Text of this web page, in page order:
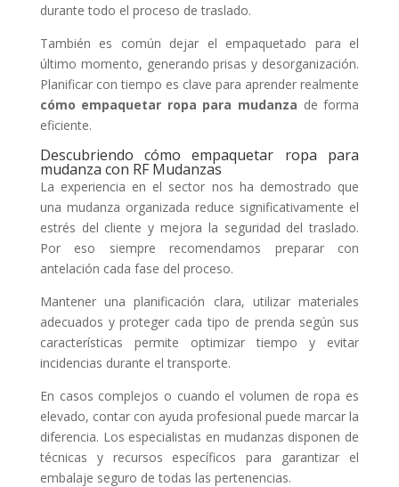
durante todo el proceso de traslado.
También es común dejar el empaquetado para el
último momento, generando prisas y desorganización.
Planificar con tiempo es clave para aprender realmente
cómo empaquetar ropa para mudanza de forma
eficiente.
Descubriendo cómo empaquetar ropa para
mudanza con RF Mudanzas
La experiencia en el sector nos ha demostrado que
una mudanza organizada reduce significativamente el
estrés del cliente y mejora la seguridad del traslado.
Por eso siempre recomendamos preparar con
antelación cada fase del proceso.
Mantener una planificación clara, utilizar materiales
adecuados y proteger cada tipo de prenda según sus
características permite optimizar tiempo y evitar
incidencias durante el transporte.
En casos complejos o cuando el volumen de ropa es
elevado, contar con ayuda profesional puede marcar la
diferencia. Los especialistas en mudanzas disponen de
técnicas y recursos específicos para garantizar el
embalaje seguro de todas las pertenencias.